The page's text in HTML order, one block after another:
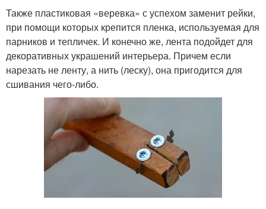
Также пластиковая «веревка» с успехом заменит рейки,
при помощи которых крепится пленка, используемая для
парников и тепличек. И конечно же, лента подойдет для
декоративных украшений интерьера. Причем если
нарезать не ленту, а нить (леску), она пригодится для
сшивания чего-либо.